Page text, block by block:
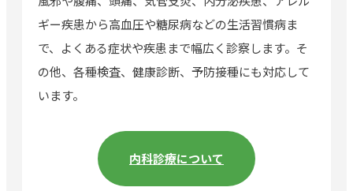
ギー疾患から高血圧や糖尿病などの生活習慣病ま
で、よくある症状や疾患まで幅広く診察します。そ
の他、各種検査、健康診断、予防接種にも対応して
います。
内科診療について